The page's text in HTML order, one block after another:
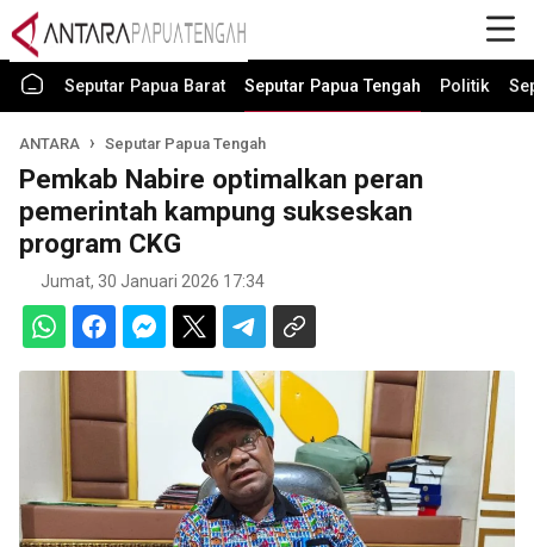
Seputar Papua Barat Seputar Papua Tengah Politik
ANTARA Seputar Papua Tengah
Pemkab Nabire optimalkan peran
pemerintah kampung sukseskan
program CKG
Jumat, 30 Januari 2026 17:34